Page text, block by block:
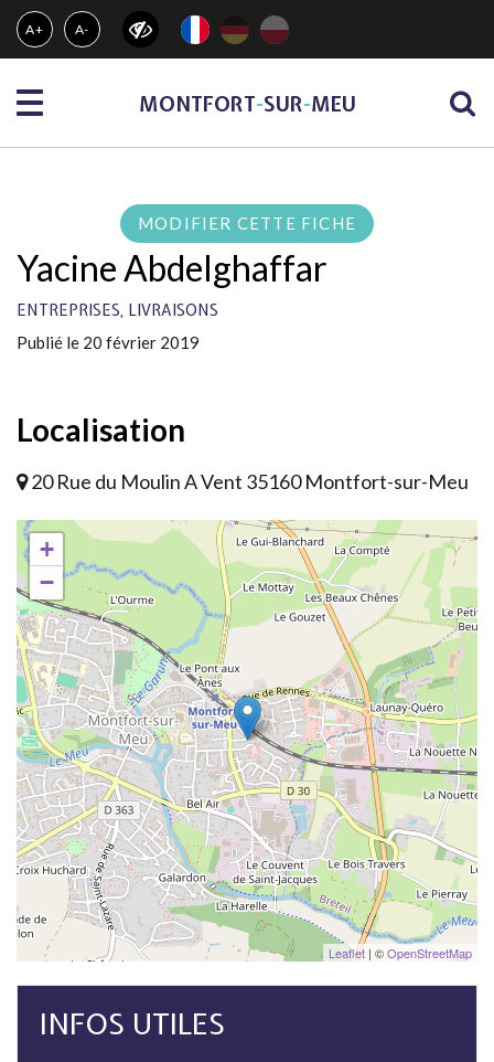
Gestion des traceurs
A+ A-
Menu MONTFORT-SUR-MEU
MODIFIER CETTE FICHE
Yacine Abdelghaffar
ENTREPRISES, LIVRAISONS
Publié le 20 février 2019
Localisation
20 Rue du Moulin A Vent 35160 Montfort-sur-Meu
+
−
Leaflet | ©OpenStreetMap
INFOS UTILES